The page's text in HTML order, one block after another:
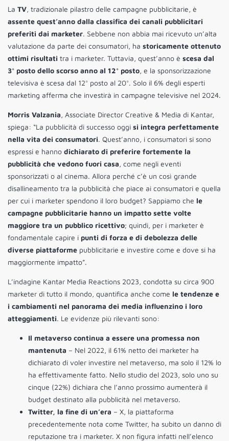
La TV, tradizionale pilastro delle campagne pubblicitarie, è
assente quest’anno dalla classifica dei canali pubblicitari
preferiti dai marketer. Sebbene non abbia mai ricevuto un’alta
valutazione da parte dei consumatori, ha storicamente ottenuto
ottimi risultati tra i marketer. Tuttavia, quest’anno è scesa dal
3° posto dello scorso anno al 12° posto, e la sponsorizzazione
televisiva è scesa dal 12° posto al 20°. Solo il 6% degli esperti
marketing afferma che investirà in campagne televisive nel 2024.
Morris Valzania, Associate Director Creative & Media di Kantar,
spiega: “La pubblicità di successo oggi si integra perfettamente
nella vita dei consumatori. Quest’anno, i consumatori si sono
espressi e hanno dichiarato di preferire fortemente la
pubblicità che vedono fuori casa, come negli eventi
sponsorizzati o al cinema. Allora perché c’è un così grande
disallineamento tra la pubblicità che piace ai consumatori e quella
per cui i marketer spendono il loro budget? Sappiamo che le
campagne pubblicitarie hanno un impatto sette volte
maggiore tra un pubblico ricettivo; quindi, per i marketer è
fondamentale capire i punti di forza e di debolezza delle
diverse piattaforme pubblicitarie e investire come e dove si ha
maggiormente impatto”.
L’indagine Kantar Media Reactions 2023, condotta su circa 900
marketer di tutto il mondo, quantifica anche come le tendenze e
i cambiamenti nel panorama dei media influenzino i loro
atteggiamenti. Le evidenze più rilevanti sono:
Il metaverso continua a essere una promessa non
mantenuta – Nel 2022, il 61% netto dei marketer ha
dichiarato di voler investire nel metaverso, ma solo il 12% lo
ha effettivamente fatto. Nello studio del 2023, solo uno su
cinque (22%) dichiara che l’anno prossimo aumenterà il
budget destinato alla pubblicità nel metaverso.
Twitter, la fine di un’era – X, la piattaforma
precedentemente nota come Twitter, ha subito un danno di
reputazione tra i marketer. X non figura infatti nell’elenco